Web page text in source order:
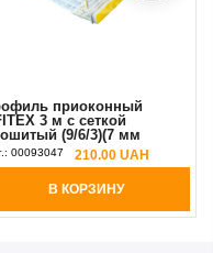
приоконный
3 м с сеткой
(9/6/3)(7 мм
полоса)
00093047 210.00 UAH
В КОРЗИНУ